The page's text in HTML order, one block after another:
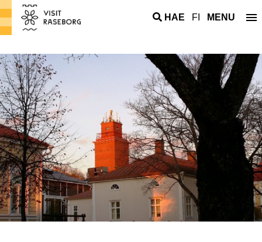
HAE FI MENU